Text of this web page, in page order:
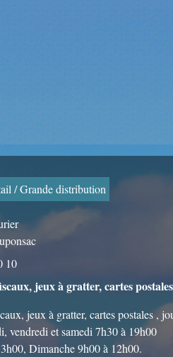
/ Grande distribution
10
jeux à gratter, cartes
jeux à gratter, cartes postales ,
vendredi et samedi 7h30 à 19h00
Dimanche 9h00 à 12h00.